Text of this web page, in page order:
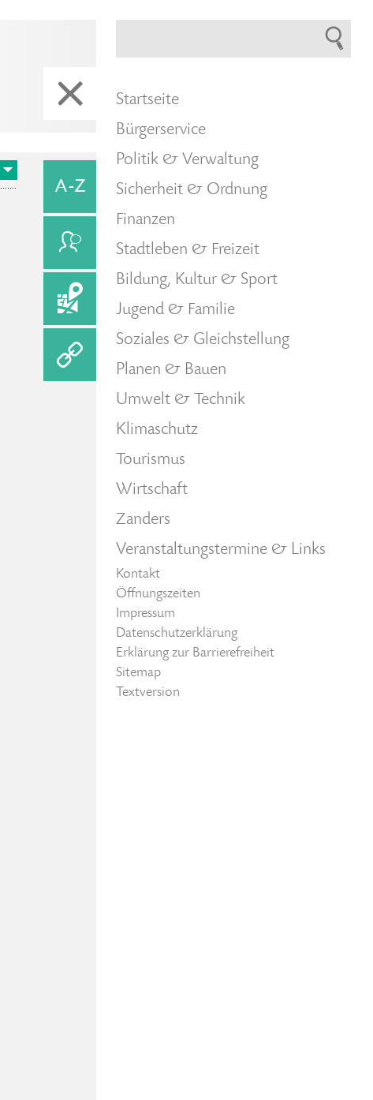
Startseite
Bürgerservice
Politik & Verwaltung
Sicherheit & Ordnung
Finanzen
Stadtleben & Freizeit
Bildung, Kultur & Sport
Jugend & Familie
Soziales & Gleichstellung
Planen & Bauen
Umwelt & Technik
Klimaschutz
Tourismus
Wirtschaft
Zanders
Veranstaltungstermine & Links
Kontakt
Öffnungszeiten
Impressum
Datenschutzerklärung
Erklärung zur Barrierefreiheit
Sitemap
Textversion